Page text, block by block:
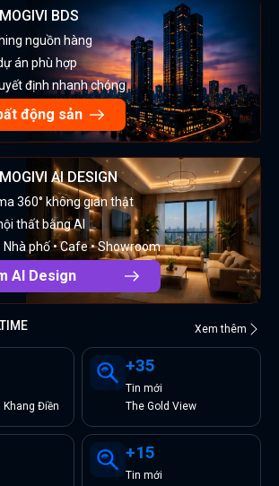
BDS
nguồn hàng
án phù hợp
định nhanh chóng
động sản
AI DESIGN
360° không gian thật
thất bằng AI
Nhà phố • Cafe • Showroom
AI Design
Xem thêm
Khang Điền
+35
Tin mới
The Gold View
+15
Tin mới